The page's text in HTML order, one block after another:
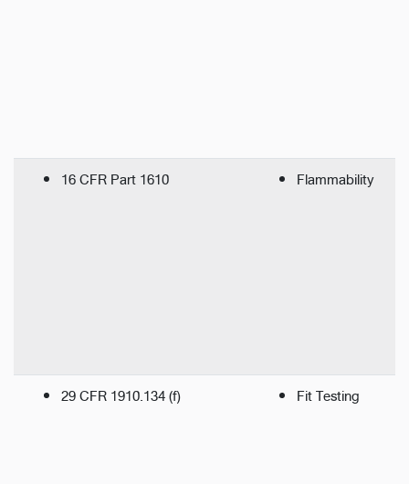
16 CFR Part 1610 Flammability
29 CFR 1910.134 (f) Fit Testing